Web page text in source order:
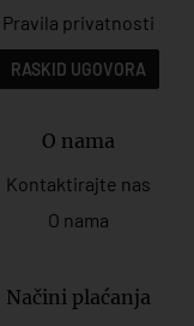
Pravila privatnosti
RASKID UGOVORA
O nama
Kontaktirajte nas
O nama
Načini plaćanja